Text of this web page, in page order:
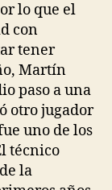
lo que el
con
tener
Martín
paso a una
otro jugador
uno de los
técnico
la